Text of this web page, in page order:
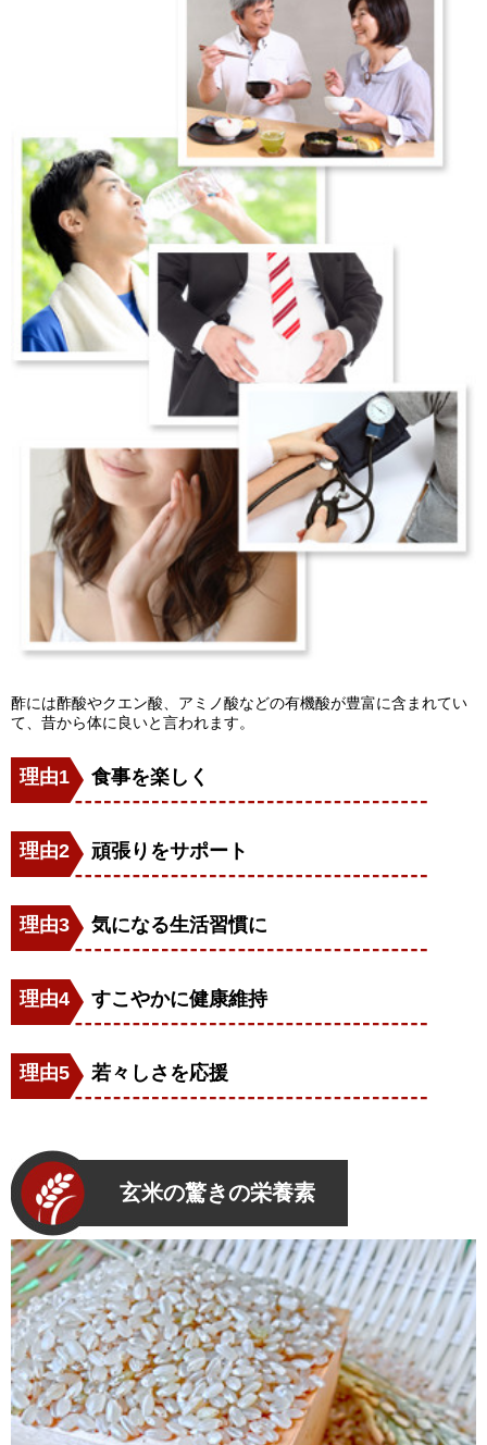
酢には酢酸やクエン酸、アミノ酸などの有機酸が豊富に含まれてい
て、昔から体に良いと言われます。
理由1 食事を楽しく
理由2 頑張りをサポート
理由3 気になる生活習慣に
理由4 すこやかに健康維持
理由5 若々しさを応援
玄米の驚きの栄養素